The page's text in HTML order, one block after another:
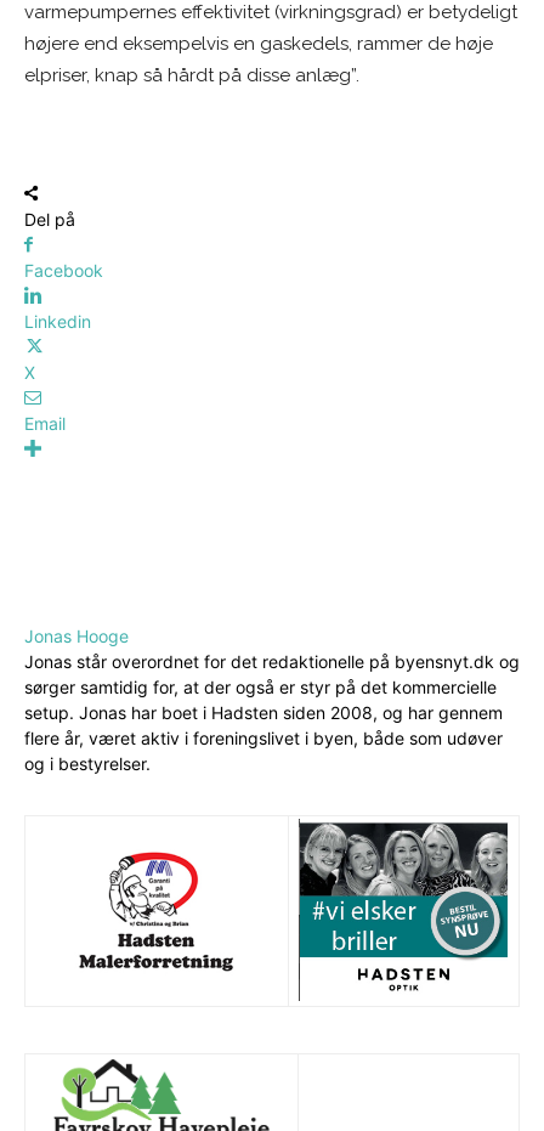
varmepumpernes effektivitet (virkningsgrad) er betydeligt
højere end eksempelvis en gaskedels, rammer de høje
elpriser, knap så hårdt på disse anlæg”.
Del på
Facebook
Linkedin
X
Email
Jonas Hooge
Jonas står overordnet for det redaktionelle på byensnyt.dk og
sørger samtidig for, at der også er styr på det kommercielle
setup. Jonas har boet i Hadsten siden 2008, og har gennem
flere år, været aktiv i foreningslivet i byen, både som udøver
og i bestyrelser.